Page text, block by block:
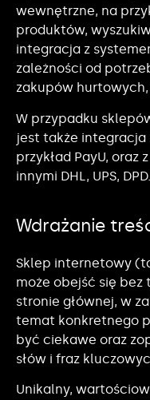
wewnętrzne, na
produktów,
integracja z
zależności od
zakupów
W przypadku
jest także integracja
przykład PayU, oraz
innymi DHL, UPS, DPD.
Wdrażanie
Sklep internetowy
może obejść się bez
stronie głównej, w
temat konkretnego
być ciekawe oraz
słów i fraz
Unikalny,